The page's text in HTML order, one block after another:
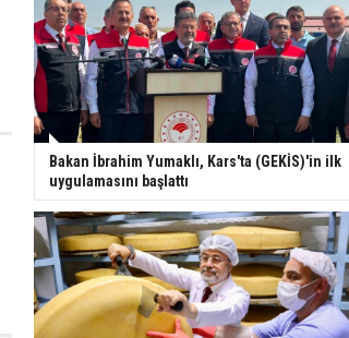
Bakan İbrahim Yumaklı, Kars'ta (GEKİS)'in ilk
uygulamasını başlattı